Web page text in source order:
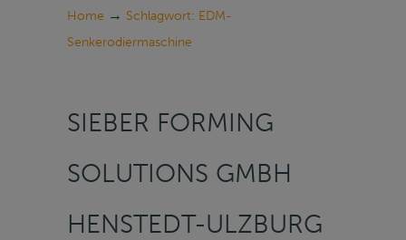
Home → Schlagwort: EDM-
Senkerodiermaschine
SIEBER FORMING
SOLUTIONS GMBH
HENSTEDT-ULZBURG